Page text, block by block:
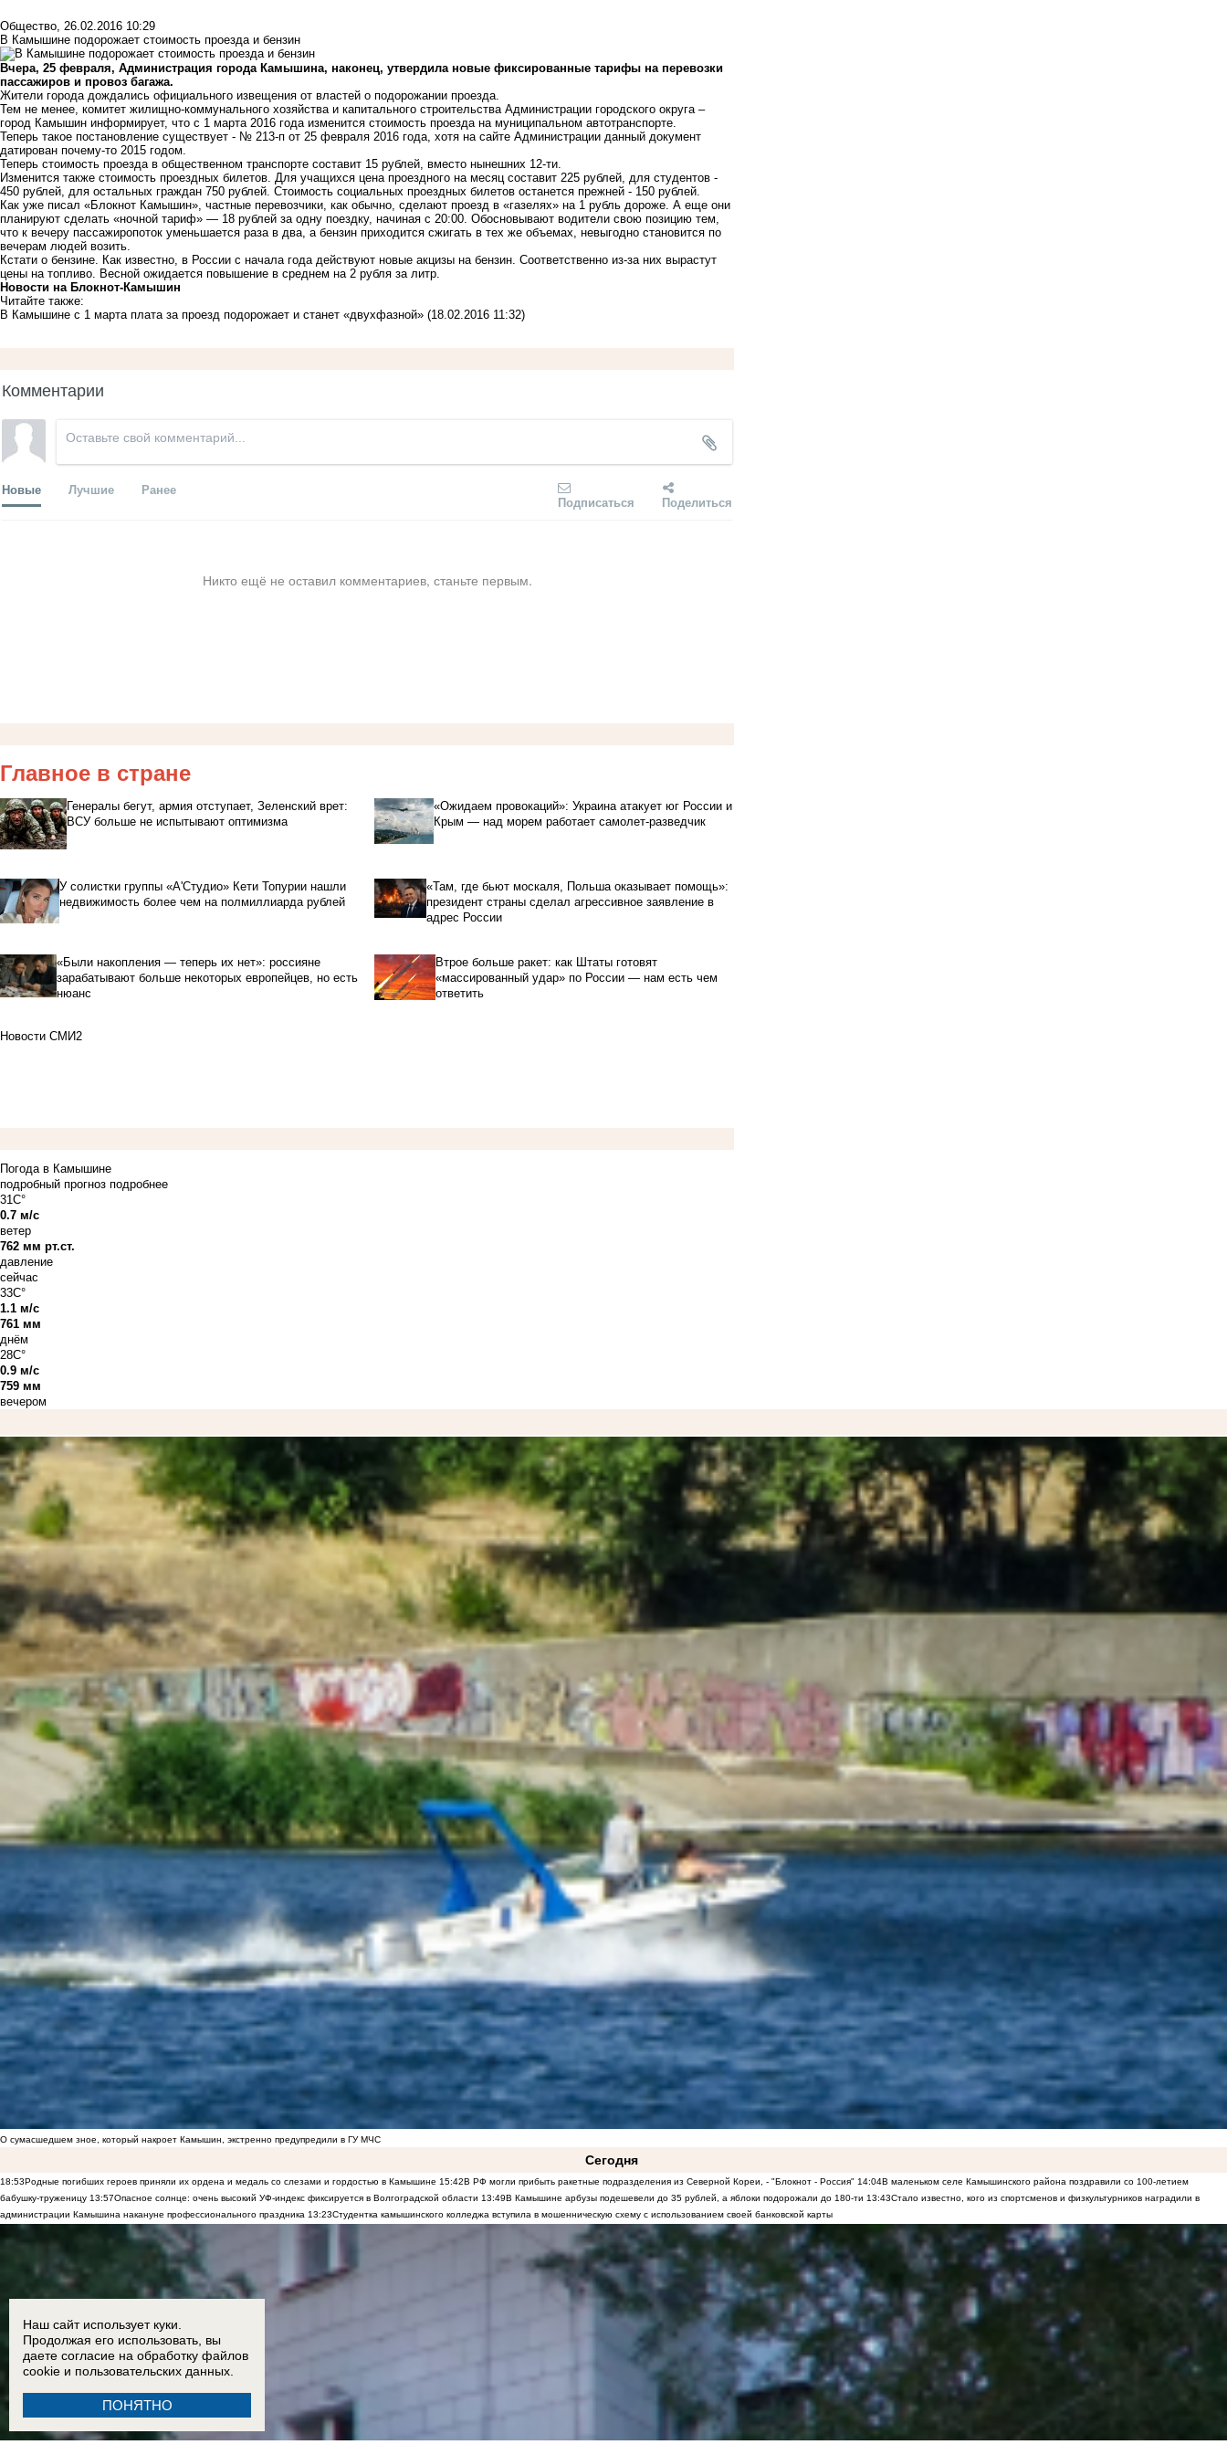
Общество, 26.02.2016 10:29
В Камышине подорожает стоимость проезда и бензин
Вчера, 25 февраля, Администрация города Камышина, наконец, утвердила новые фиксированные тарифы на перевозки
пассажиров и провоз багажа.
Жители города дождались официального извещения от властей о подорожании проезда.
Тем не менее, комитет жилищно-коммунального хозяйства и капитального строительства Администрации городского округа –
город Камышин информирует, что с 1 марта 2016 года изменится стоимость проезда на муниципальном автотранспорте.
Теперь такое постановление существует - № 213-п от 25 февраля 2016 года, хотя на сайте Администрации данный документ
датирован почему-то 2015 годом.
Теперь стоимость проезда в общественном транспорте составит 15 рублей, вместо нынешних 12-ти.
Изменится также стоимость проездных билетов. Для учащихся цена проездного на месяц составит 225 рублей, для студентов -
450 рублей, для остальных граждан 750 рублей. Стоимость социальных проездных билетов останется прежней - 150 рублей.
Как уже писал «Блокнот Камышин», частные перевозчики, как обычно, сделают проезд в «газелях» на 1 рубль дороже. А еще они
планируют сделать «ночной тариф» — 18 рублей за одну поездку, начиная с 20:00. Обосновывают водители свою позицию тем,
что к вечеру пассажиропоток уменьшается раза в два, а бензин приходится сжигать в тех же объемах, невыгодно становится по
вечерам людей возить.
Кстати о бензине. Как известно, в России с начала года действуют новые акцизы на бензин. Соответственно из-за них вырастут
цены на топливо. Весной ожидается повышение в среднем на 2 рубля за литр.
Новости на Блoкнoт-Камышин
Читайте также:
В Камышине с 1 марта плата за проезд подорожает и станет «двухфазной» (18.02.2016 11:32)
Комментарии
Новые Лучшие Ранее
Подписаться Поделиться
Никто ещё не оставил комментариев, станьте первым.
Главное в стране
Генералы бегут, армия отступает, Зеленский врет:
ВСУ больше не испытывают оптимизма
«Ожидаем провокаций»: Украина атакует юг России и
Крым — над морем работает самолет-разведчик
У солистки группы «А'Студио» Кети Топурии нашли
недвижимость более чем на полмиллиарда рублей
«Там, где бьют москаля, Польша оказывает помощь»:
президент страны сделал агрессивное заявление в
адрес России
«Были накопления — теперь их нет»: россияне
зарабатывают больше некоторых европейцев, но есть
нюанс
Втрое больше ракет: как Штаты готовят
«массированный удар» по России — нам есть чем
ответить
Новости СМИ2
Погода в Камышине
подробный прогноз подробнее
31C°
0.7 м/с
ветер
762 мм рт.ст.
давление
сейчас
33C°
1.1 м/с
761 мм
днём
28C°
0.9 м/с
759 мм
вечером
О сумасшедшем зное, который накроет Камышин, экстренно предупредили в ГУ МЧС
Сегодня
18:53Родные погибших героев приняли их ордена и медаль со слезами и гордостью в Камышине 15:42В РФ могли прибыть ракетные подразделения из Северной Кореи, - "Блокнот - Россия" 14:04В маленьком селе Камышинского района поздравили со 100-летием
бабушку-труженицу 13:57Опасное солнце: очень высокий УФ-индекс фиксируется в Волгоградской области 13:49В Камышине арбузы подешевели до 35 рублей, а яблоки подорожали до 180-ти 13:43Стало известно, кого из спортсменов и физкультурников наградили в
администрации Камышина накануне профессионального праздника 13:23Студентка камышинского колледжа вступила в мошенническую схему с использованием своей банковской карты
Наш сайт использует куки.
Продолжая его использовать, вы
даете согласие на обработку файлов
cookie и пользовательских данных.
ПОНЯТНО